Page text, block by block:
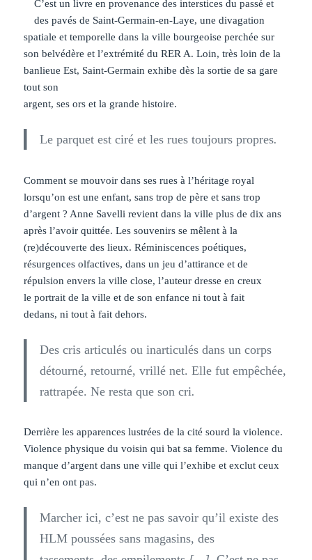
C’est un livre en provenance des interstices du passé et
des pavés de Saint-Germain-en-Laye, une divagation
spatiale et temporelle dans la ville bourgeoise perchée sur
son belvédère et l’extrémité du RER A. Loin, très loin de la
banlieue Est, Saint-Germain exhibe dès la sortie de sa gare
tout son
argent, ses ors et la grande histoire.
Le parquet est ciré et les rues toujours propres.
Comment se mouvoir dans ses rues à l’héritage royal
lorsqu’on est une enfant, sans trop de père et sans trop
d’argent ? Anne Savelli revient dans la ville plus de dix ans
après l’avoir quittée. Les souvenirs se mêlent à la
(re)découverte des lieux. Réminiscences poétiques,
résurgences olfactives, dans un jeu d’attirance et de
répulsion envers la ville close, l’auteur dresse en creux
le portrait de la ville et de son enfance ni tout à fait
dedans, ni tout à fait dehors.
Des cris articulés ou inarticulés dans un corps
détourné, retourné, vrillé net. Elle fut empêchée,
rattrapée. Ne resta que son cri.
Derrière les apparences lustrées de la cité sourd la violence.
Violence physique du voisin qui bat sa femme. Violence du
manque d’argent dans une ville qui l’exhibe et exclut ceux
qui n’en ont pas.
Marcher ici, c’est ne pas savoir qu’il existe des
HLM poussées sans magasins, des